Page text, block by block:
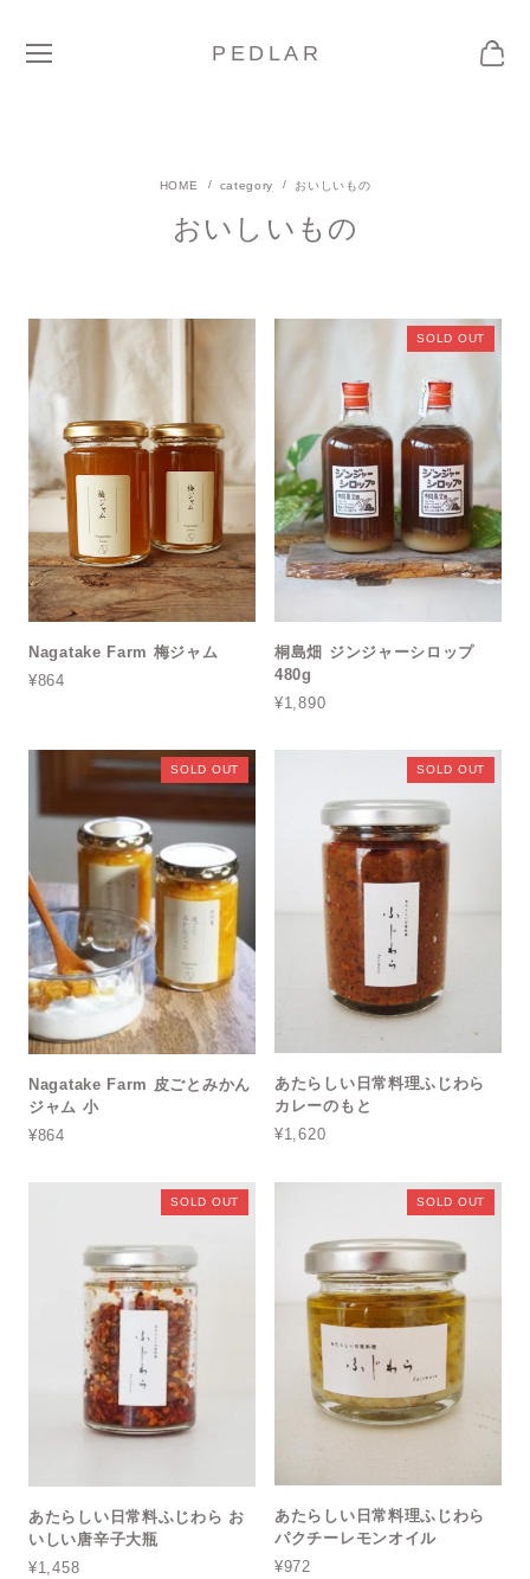
PEDLAR
category おいしいもの
おいしいもの
Nagatake Farm 梅ジャム
¥864
SOLD OUT
桐島畑 ジンジャーシロップ
480g
¥1,890
SOLD OUT
Nagatake Farm 皮ごとみかん
ジャム 小
¥864
SOLD OUT
あたらしい日常料理ふじわら
カレーのもと
¥1,620
SOLD OUT
あたらしい日常料ふじわら お
いしい唐辛子大瓶
¥1,458
SOLD OUT
あたらしい日常料理ふじわら
パクチーレモンオイル
¥972